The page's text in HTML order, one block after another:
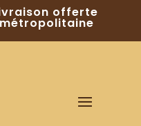
offerte